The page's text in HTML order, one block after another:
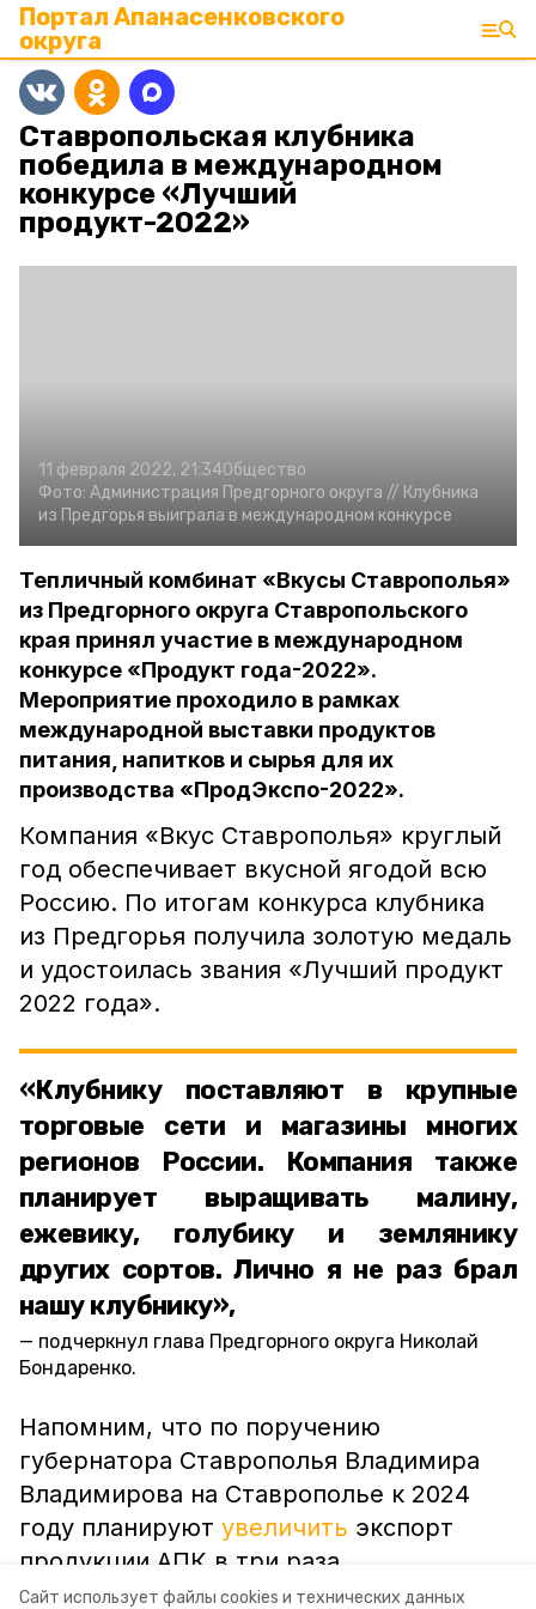
Сайт использует файлы cookies и технических данных
Портал Апанасенковского
округа
Ставропольская клубника
победила в международном
конкурсе «Лучший
продукт-2022»
11 февраля 2022, 21:34Общество
Фото: Администрация Предгорного округа // Клубника
из Предгорья выиграла в международном конкурсе
Тепличный комбинат «Вкусы Ставрополья»
из Предгорного округа Ставропольского
края принял участие в международном
конкурсе «Продукт года-2022».
Мероприятие проходило в рамках
международной выставки продуктов
питания, напитков и сырья для их
производства «ПродЭкспо-2022».
Компания «Вкус Ставрополья» круглый
год обеспечивает вкусной ягодой всю
Россию. По итогам конкурса клубника
из Предгорья получила золотую медаль
и удостоилась звания «Лучший продукт
2022 года».
«Клубнику поставляют в крупные
торговые сети и магазины многих
регионов России. Компания также
планирует выращивать малину,
ежевику, голубику и землянику
других сортов. Лично я не раз брал
нашу клубнику»,
подчеркнул глава Предгорного округа Николай
Бондаренко.
Напомним, что по поручению
губернатора Ставрополья Владимира
Владимирова на Ставрополье к 2024
году планируют увеличить экспорт
продукции АПК в три раза.